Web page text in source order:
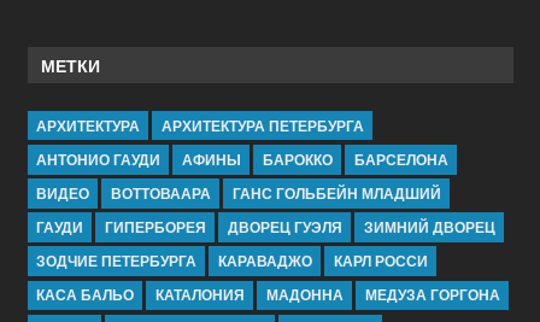
МЕТКИ
АРХИТЕКТУРА
АРХИТЕКТУРА ПЕТЕРБУРГА
АНТОНИО ГАУДИ
АФИНЫ БАРОККО
БАРСЕЛОНА
ВИДЕО
ВОТТОВААРА
ГАНС ГОЛЬБЕЙН МЛАДШИЙ
ГАУДИ
ГИПЕРБОРЕЯ ДВОРЕЦ ГУЭЛЯ
ЗИМНИЙ ДВОРЕЦ
ЗОДЧИЕ ПЕТЕРБУРГА
КАРАВАДЖО
КАРЛ РОССИ
КАСА БАЛЬО
КАТАЛОНИЯ МАДОННА
МЕДУЗА ГОРГОНА